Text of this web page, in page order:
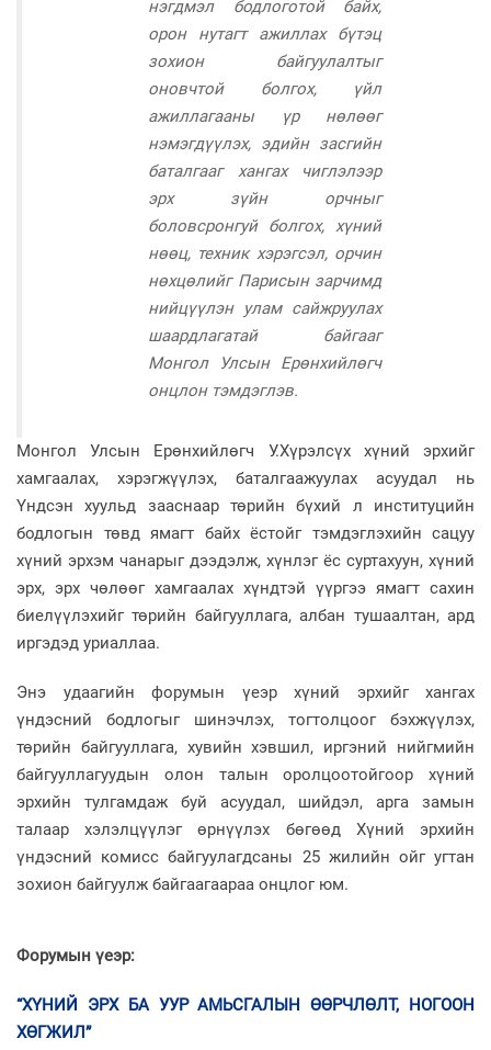
нэгдмэл бодлоготой байх,
орон нутагт ажиллах бүтэц
зохион байгуулалтыг
оновчтой болгох, үйл
ажиллагааны үр нөлөөг
нэмэгдүүлэх, эдийн засгийн
баталгааг хангах чиглэлээр
эрх зүйн орчныг
боловсронгуй болгох, хүний
нөөц, техник хэрэгсэл, орчин
нөхцөлийг Парисын зарчимд
нийцүүлэн улам сайжруулах
шаардлагатай байгааг
Монгол Улсын Ерөнхийлөгч
онцлон тэмдэглэв.
Монгол Улсын Ерөнхийлөгч У.Хүрэлсүх хүний эрхийг
хамгаалах, хэрэгжүүлэх, баталгаажуулах асуудал нь
Үндсэн хуульд зааснаар төрийн бүхий л институцийн
бодлогын төвд ямагт байх ёстойг тэмдэглэхийн сацуу
хүний эрхэм чанарыг дээдэлж, хүнлэг ёс суртахуун, хүний
эрх, эрх чөлөөг хамгаалах хүндтэй үүргээ ямагт сахин
биелүүлэхийг төрийн байгууллага, албан тушаалтан, ард
иргэдэд уриаллаа.
Энэ удаагийн форумын үеэр хүний эрхийг хангах
үндэсний бодлогыг шинэчлэх, тогтолцоог бэхжүүлэх,
төрийн байгууллага, хувийн хэвшил, иргэний нийгмийн
байгууллагуудын олон талын оролцоотойгоор хүний
эрхийн тулгамдаж буй асуудал, шийдэл, арга замын
талаар хэлэлцүүлэг өрнүүлэх бөгөөд Хүний эрхийн
үндэсний комисс байгуулагдсаны 25 жилийн ойг угтан
зохион байгуулж байгаагаараа онцлог юм.
Форумын үеэр:
“ХҮНИЙ ЭРХ БА УУР АМЬСГАЛЫН ӨӨРЧЛӨЛТ, НОГООН
ХӨГЖИЛ”